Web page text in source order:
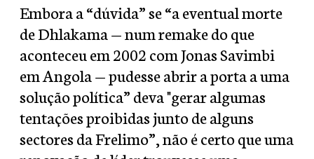
Embora a “dúvida” se “a eventual morte
de Dhlakama — num remake do que
aconteceu em 2002 com Jonas Savimbi
em Angola — pudesse abrir a porta a uma
solução política” deva "gerar algumas
tentações proibidas junto de alguns
sectores da Frelimo”, não é certo que uma